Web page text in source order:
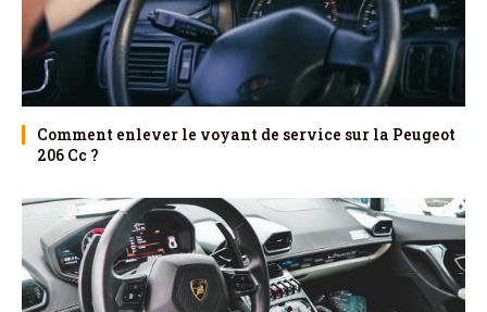
Comment enlever le voyant de service sur la Peugeot
206 Cc ?